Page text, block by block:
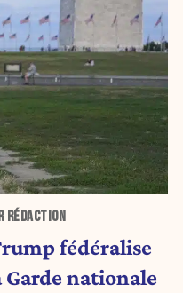
RÉDACTION
fédéralise
nationale